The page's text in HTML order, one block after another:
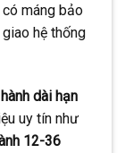
máng bảo
hệ thống
dài hạn
uy tín như
12-36